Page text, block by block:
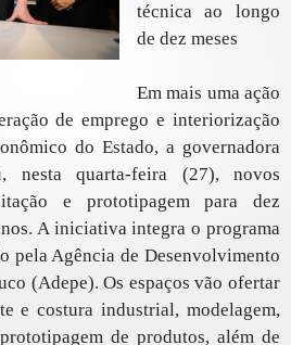
técnica ao longo
de dez meses
Em mais uma ação
de emprego e interiorização
do Estado, a governadora
nesta quarta-feira (27), novos
e prototipagem para dez
A iniciativa integra o programa
pela Agência de Desenvolvimento
(Adepe). Os espaços vão ofertar
e costura industrial, modelagem,
de produtos, além de